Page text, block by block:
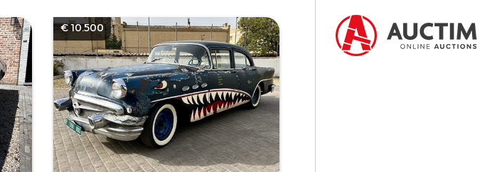
€ 10.500